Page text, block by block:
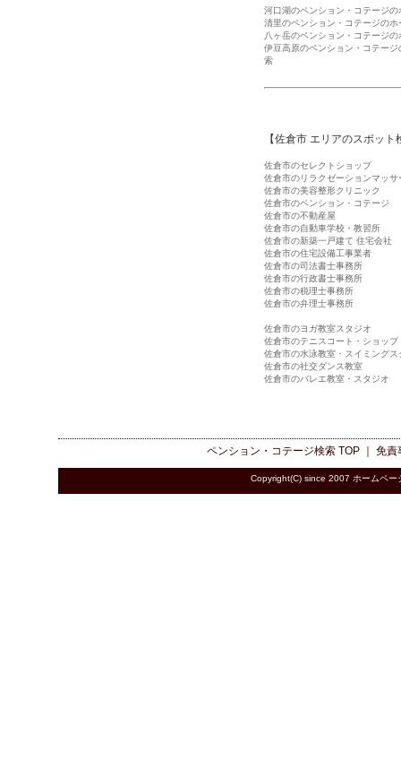
河口湖のペンション・コテージ
清里のペンション・コテージのホ
八ヶ岳のペンション・コテージ
伊豆高原のペンション・コテー
索
【佐倉市 エリアのスポット
佐倉市のセレクトショップ
佐倉市のリラクゼーションマッサ
佐倉市の美容整形クリニック
佐倉市のペンション・コテージ
佐倉市の不動産屋
佐倉市の自動車学校・教習所
佐倉市の新築一戸建て 住宅会社
佐倉市の住宅設備工事業者
佐倉市の司法書士事務所
佐倉市の行政書士事務所
佐倉市の税理士事務所
佐倉市の弁理士事務所
佐倉市のヨガ教室スタジオ
佐倉市のテニスコート・ショップ
佐倉市の水泳教室・スイミングス
佐倉市の社交ダンス教室
佐倉市のバレエ教室・スタジオ
ペンション・コテージ検索TOP ｜ 免責
Copyright(C) since 2007 ホームペー